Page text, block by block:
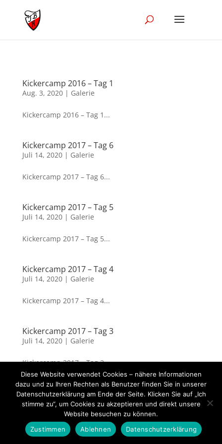
Kickercamp 2016 – Tag 1
Aug. 3, 2020| Galerie
Kickercamp 2016 – Tag 1...
Kickercamp 2017 – Tag 6
Juli 14, 2020| Galerie
Kickercamp 2017 – Tag 6...
Kickercamp 2017 – Tag 5
Juli 14, 2020| Galerie
Kickercamp 2017 – Tag 5...
Kickercamp 2017 – Tag 4
Juli 14, 2020| Galerie
Kickercamp 2017 – Tag 4...
Kickercamp 2017 – Tag 3
Juli 14, 2020| Galerie
Kickercamp 2017 – Tag 3...
« Ältere Einträge Nächste Einträge »
Impressum Datenschutzerklärung
Diese Website verwendet Cookies – nähere Informationen
dazu und zu Ihren Rechten als Benutzer finden Sie in unserer
Datenschutzerklärung am Ende der Seite. Klicken Sie auf „Ich
stimme zu“, um Cookies zu akzeptieren und direkt unsere
Website besuchen zu können.
Zustimmen
Ablehnen Datenschutzerklärung